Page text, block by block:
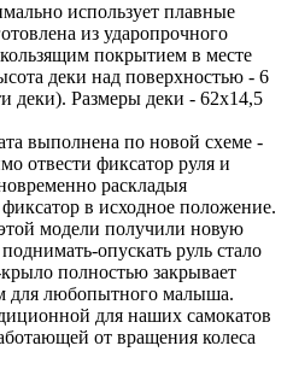
использует плавные
из ударопрочного
покрытием в месте
деки над поверхностью - 6
деки). Размеры деки - 62х14,5
выполнена по новой схеме -
отвести фиксатор руля и
раскладыя
в исходное положение.
модели получили новую
опускать руль стало
полностью закрывает
для любопытного малыша.
для наших самокатов
от вращения колеса